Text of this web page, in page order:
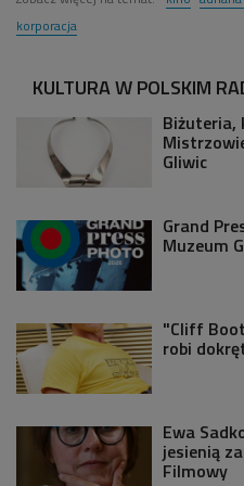
korporacja
KULTURA W POLSKIM
Biżuteria,
Gliwic
Grand
Muzeum
"Cliff
robi
Ewa
jesienią
Filmowy